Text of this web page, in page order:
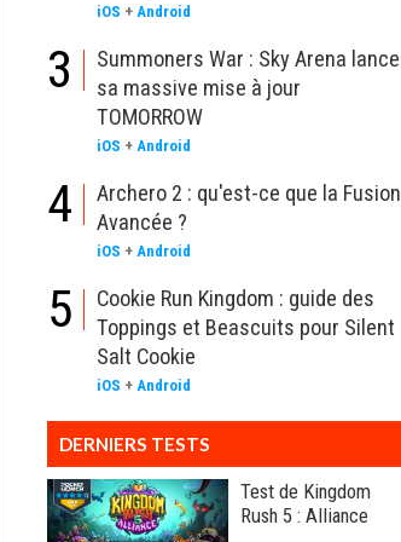
iOS + Android
3
Summoners War : Sky Arena lance
sa massive mise à jour
TOMORROW
iOS + Android
4
Archero 2 : qu'est-ce que la Fusion
Avancée ?
iOS + Android
5
Cookie Run Kingdom : guide des
Toppings et Beascuits pour Silent
Salt Cookie
iOS + Android
DERNIERS TESTS
Test de Kingdom
Rush 5 : Alliance